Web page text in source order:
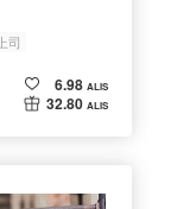
上司
6.98 ALIS
32.80 ALIS